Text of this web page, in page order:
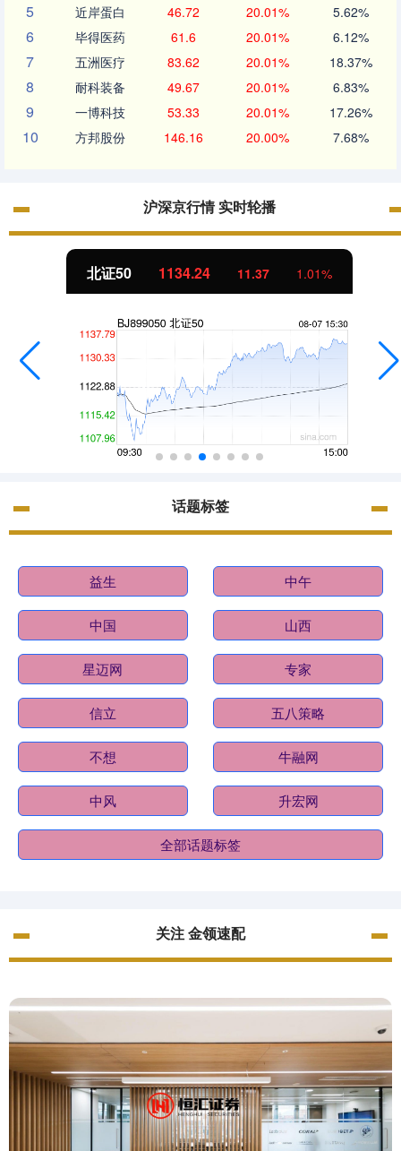
5 近岸蛋白 46.72 20.01% 5.62%
6 毕得医药 61.6 20.01% 6.12%
7 五洲医疗 83.62 20.01% 18.37%
8 耐科装备 49.67 20.01% 6.83%
9 一博科技 53.33 20.01% 17.26%
10 方邦股份 146.16 20.00% 7.68%
沪深京行情 实时轮播
北证50 1134.24 11.37 1.01%
话题标签
益生 中午
中国 山西
星迈网 专家
信立 五八策略
不想 牛融网
中风 升宏网
全部话题标签
关注 金领速配